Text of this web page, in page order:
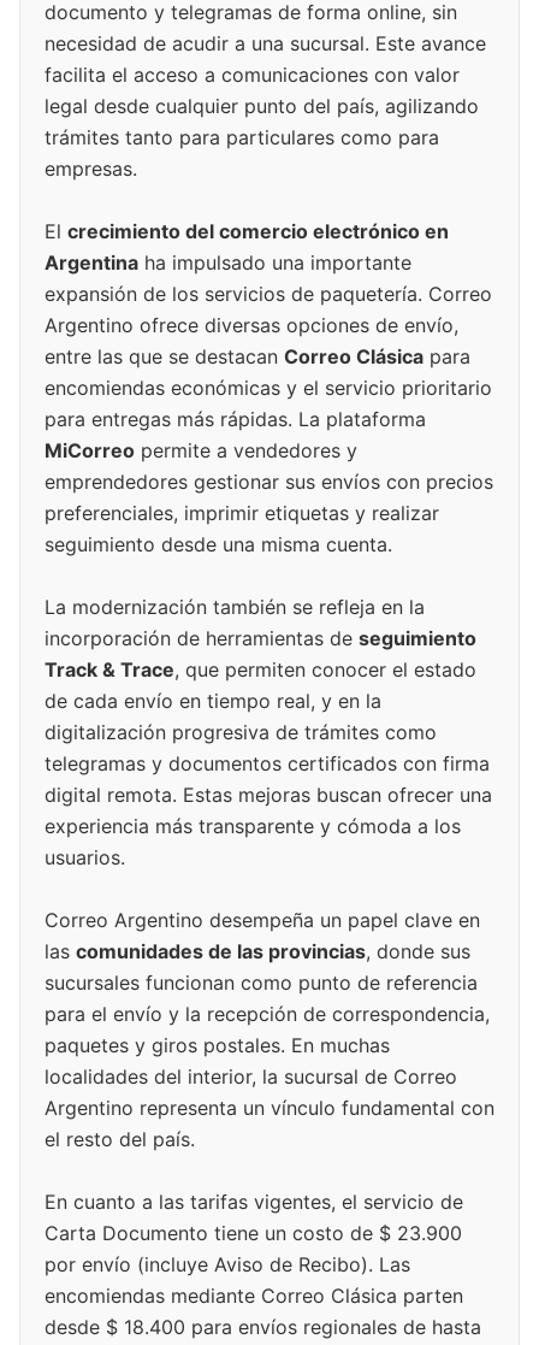
documento y telegramas de forma online, sin
necesidad de acudir a una sucursal. Este avance
facilita el acceso a comunicaciones con valor
legal desde cualquier punto del país, agilizando
trámites tanto para particulares como para
empresas.
El crecimiento del comercio electrónico en
Argentina ha impulsado una importante
expansión de los servicios de paquetería. Correo
Argentino ofrece diversas opciones de envío,
entre las que se destacan Correo Clásica para
encomiendas económicas y el servicio prioritario
para entregas más rápidas. La plataforma
MiCorreo permite a vendedores y
emprendedores gestionar sus envíos con precios
preferenciales, imprimir etiquetas y realizar
seguimiento desde una misma cuenta.
La modernización también se refleja en la
incorporación de herramientas de seguimiento
Track & Trace, que permiten conocer el estado
de cada envío en tiempo real, y en la
digitalización progresiva de trámites como
telegramas y documentos certificados con firma
digital remota. Estas mejoras buscan ofrecer una
experiencia más transparente y cómoda a los
usuarios.
Correo Argentino desempeña un papel clave en
las comunidades de las provincias, donde sus
sucursales funcionan como punto de referencia
para el envío y la recepción de correspondencia,
paquetes y giros postales. En muchas
localidades del interior, la sucursal de Correo
Argentino representa un vínculo fundamental con
el resto del país.
En cuanto a las tarifas vigentes, el servicio de
Carta Documento tiene un costo de $ 23.900
por envío (incluye Aviso de Recibo). Las
encomiendas mediante Correo Clásica parten
desde $ 18.400 para envíos regionales de hasta